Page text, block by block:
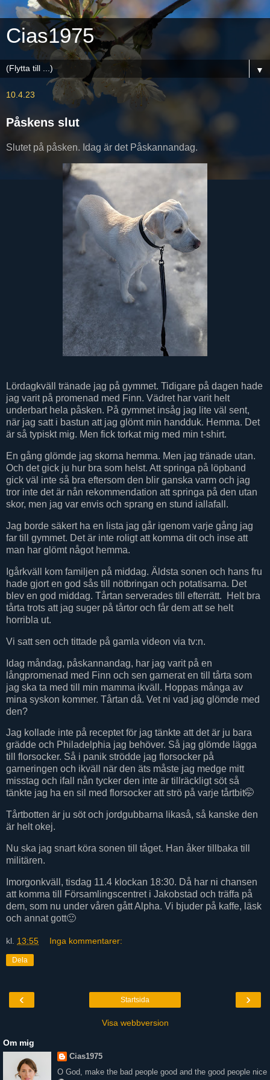
Cias1975
▼
10.4.23
Påskens slut
Slutet på påsken. Idag är det Påskannandag.
Lördagkväll tränade jag på gymmet. Tidigare på dagen hade
jag varit på promenad med Finn. Vädret har varit helt
underbart hela påsken. På gymmet insåg jag lite väl sent,
när jag satt i bastun att jag glömt min handduk. Hemma. Det
är så typiskt mig. Men fick torkat mig med min t-shirt.
En gång glömde jag skorna hemma. Men jag tränade utan.
Och det gick ju hur bra som helst. Att springa på löpband
gick väl inte så bra eftersom den blir ganska varm och jag
tror inte det är nån rekommendation att springa på den utan
skor, men jag var envis och sprang en stund iallafall.
Jag borde säkert ha en lista jag går igenom varje gång jag
far till gymmet. Det är inte roligt att komma dit och inse att
man har glömt något hemma.
Igårkväll kom familjen på middag. Äldsta sonen och hans fru
hade gjort en god sås till nötbringan och potatisarna. Det
blev en god middag. Tårtan serverades till efterrätt. Helt bra
tårta trots att jag suger på tårtor och får dem att se helt
horribla ut.
Vi satt sen och tittade på gamla videon via tv:n.
Idag måndag, påskannandag, har jag varit på en
långpromenad med Finn och sen garnerat en till tårta som
jag ska ta med till min mamma ikväll. Hoppas många av
mina syskon kommer. Tårtan då. Vet ni vad jag glömde med
den?
Jag kollade inte på receptet för jag tänkte att det är ju bara
grädde och Philadelphia jag behöver. Så jag glömde lägga
till florsocker. Så i panik strödde jag florsocker på
garneringen och ikväll när den äts måste jag medge mitt
misstag och ifall nån tycker den inte är tillräckligt söt så
tänkte jag ha en sil med florsocker att strö på varje tårtbit🤭
Tårtbotten är ju söt och jordgubbarna likaså, så kanske den
är helt okej.
Nu ska jag snart köra sonen till tåget. Han åker tillbaka till
militären.
Imorgonkväll, tisdag 11.4 klockan 18:30. Då har ni chansen
att komma till Församlingscentret i Jakobstad och träffa på
dem, som nu under våren gått Alpha. Vi bjuder på kaffe, läsk
och annat gott🙂
kl. 13:55 Inga kommentarer:
Dela
‹ ›
Startsida
Visa webbversion
Om mig
Cias1975
O God, make the bad people good and the good people nice